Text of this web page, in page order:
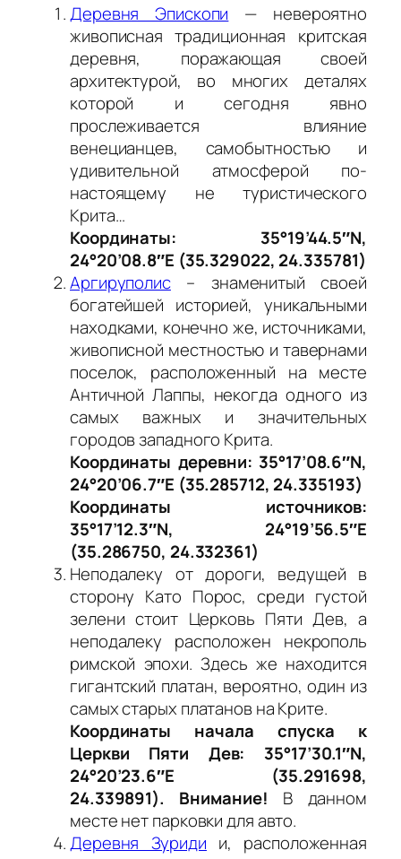
Деревня Эпископи — невероятно
живописная традиционная критская
деревня, поражающая своей
архитектурой, во многих деталях
которой и сегодня явно
прослеживается влияние
венецианцев, самобытностью и
удивительной атмосферой по-
настоящему не туристического
Крита…
Координаты: 35°19’44.5″N,
24°20’08.8″E (35.329022, 24.335781)
Аргируполис– знаменитый своей
богатейшей историей, уникальными
находками, конечно же, источниками,
живописной местностью и тавернами
поселок, расположенный на месте
Античной Лаппы, некогда одного из
самых важных и значительных
городов западного Крита.
Координаты деревни: 35°17’08.6″N,
24°20’06.7″E (35.285712, 24.335193)
Координаты источников:
35°17’12.3″N, 24°19’56.5″E
(35.286750, 24.332361)
Неподалеку от дороги, ведущей в
сторону Като Порос, среди густой
зелени стоит Церковь Пяти Дев, а
неподалеку расположен некрополь
римской эпохи. Здесь же находится
гигантский платан, вероятно, один из
самых старых платанов на Крите.
Координаты начала спуска к
Церкви Пяти Дев: 35°17’30.1″N,
24°20’23.6″E (35.291698,
24.339891). Внимание! В данном
месте нет парковки для авто.
Деревня Зуриди и, расположенная